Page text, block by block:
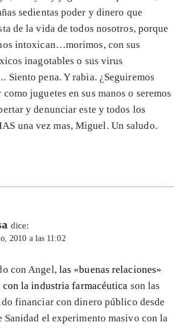
sedientas poder y dinero que
de la vida de todos nosotros, porque
intoxican…morimos, con sus
inagotables o sus virus
Siento pena. Y rabia. ¿Seguiremos
juguetes en sus manos o seremos
y denunciar este y todos los
una vez mas, Miguel. Un saludo.
dice:
2010 a las 11:02
con Angel, las «buenas relaciones»
con la industria farmacéutica son las
financiar con dinero público desde
el experimento masivo con la